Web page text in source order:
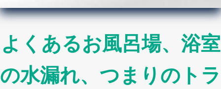
よくあるお風呂場、浴室
の水漏れ、つまりのトラ